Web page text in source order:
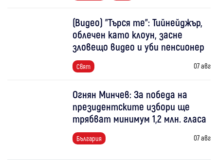
(Видео) "Търся те": Тийнейджър,
облечен като клоун, засне
зловещо видео и уби пенсионер
Свят 07 авг
Огнян Минчев: За победа на
президентските избори ще
трябват минимум 1,2 млн. гласа
България 07 авг